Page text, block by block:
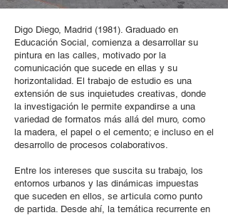
Digo Diego, Madrid (1981). Graduado en
Educación Social, comienza a desarrollar su
pintura en las calles, motivado por la
comunicación que sucede en ellas y su
horizontalidad. El trabajo de estudio es una
extensión de sus inquietudes creativas, donde
la investigación le permite expandirse a una
variedad de formatos más allá del muro, como
la madera, el papel o el cemento; e incluso en el
desarrollo de procesos colaborativos.
Entre los intereses que suscita su trabajo, los
entornos urbanos y las dinámicas impuestas
que suceden en ellos, se articula como punto
de partida. Desde ahí, la temática recurrente en